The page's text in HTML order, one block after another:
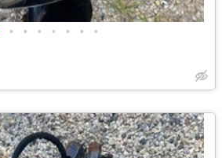
• • • • • • •